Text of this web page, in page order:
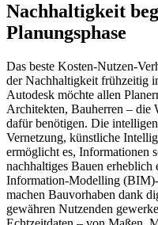
Nachhaltigkeit
Planungsphase
Das beste Kosten-Nutzen-
der Nachhaltigkeit frühzeitig
Autodesk möchte allen
Architekten, Bauherren – die
dafür benötigen. Die
Vernetzung, künstliche
ermöglicht es, Informationen
nachhaltiges Bauen
Information-Modelling
machen Bauvorhaben dank
gewähren Nutzenden